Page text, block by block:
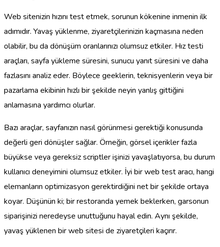
Web sitenizin hızını test etmek, sorunun kökenine inmenin ilk
adımıdır. Yavaş yüklenme, ziyaretçilerinizin kaçmasına neden
olabilir, bu da dönüşüm oranlarınızı olumsuz etkiler. Hız testi
araçları, sayfa yükleme süresini, sunucu yanıt süresini ve daha
fazlasını analiz eder. Böylece geeklerin, teknisyenlerin veya bir
pazarlama ekibinin hızlı bir şekilde neyin yanlış gittiğini
anlamasına yardımcı olurlar.
Bazı araçlar, sayfanızın nasıl görünmesi gerektiği konusunda
değerli geri dönüşler sağlar. Örneğin, görsel içerikler fazla
büyükse veya gereksiz scriptler işinizi yavaşlatıyorsa, bu durum
kullanıcı deneyimini olumsuz etkiler. İyi bir web test aracı, hangi
elemanların optimizasyon gerektirdiğini net bir şekilde ortaya
koyar. Düşünün ki; bir restoranda yemek beklerken, garsonun
siparişinizi neredeyse unuttuğunu hayal edin. Aynı şekilde,
yavaş yüklenen bir web sitesi de ziyaretçileri kaçırır.